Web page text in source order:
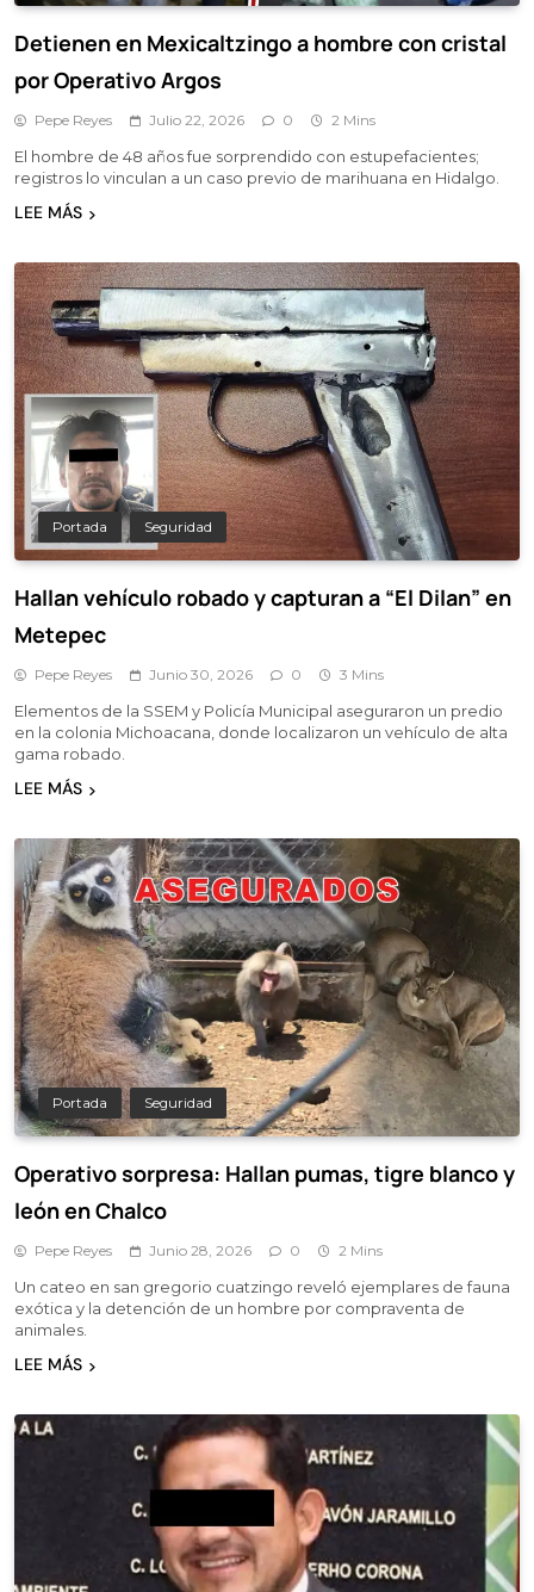
Detienen en Mexicaltzingo a hombre con cristal
por Operativo Argos
Pepe Reyes Julio 22, 2026 0 2 Mins
El hombre de 48 años fue sorprendido con estupefacientes;
registros lo vinculan a un caso previo de marihuana en Hidalgo.
LEE MÁS
Portada Seguridad
Hallan vehículo robado y capturan a “El Dilan” en
Metepec
Pepe Reyes Junio 30, 2026 0 3 Mins
Elementos de la SSEM y Policía Municipal aseguraron un predio
en la colonia Michoacana, donde localizaron un vehículo de alta
gama robado.
LEE MÁS
Portada Seguridad
Operativo sorpresa: Hallan pumas, tigre blanco y
león en Chalco
Pepe Reyes Junio 28, 2026 0 2 Mins
Un cateo en san gregorio cuatzingo reveló ejemplares de fauna
exótica y la detención de un hombre por compraventa de
animales.
LEE MÁS